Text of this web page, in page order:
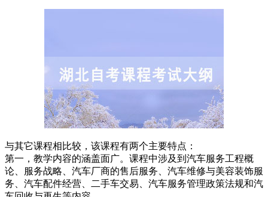
与其它课程相比较，该课程有两个主要特点：
第一，教学内容的涵盖面广。课程中涉及到汽车服务工程概
论、服务战略、汽车厂商的售后服务、汽车维修与美容装饰服
务、汽车配件经营、二手车交易、汽车服务管理政策法规和汽